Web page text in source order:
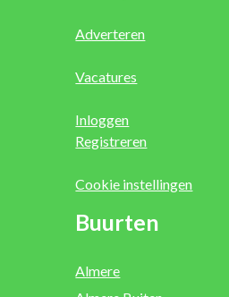
Adverteren
Vacatures
Inloggen
Registreren
Cookie instellingen
Buurten
Almere